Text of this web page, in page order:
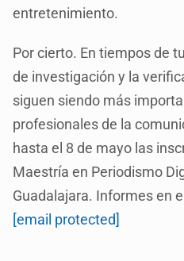
entretenimiento.
Por cierto. En tiempos de
de investigación y la
siguen siendo más
profesionales de la
hasta el 8 de mayo las
Maestría en Periodismo
Guadalajara. Informes en
[email protected]